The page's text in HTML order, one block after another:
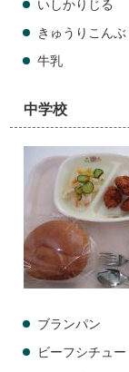
いしかりじる
きゅうりこんぶ
牛乳
中学校
ブランパン
ビーフシチュー